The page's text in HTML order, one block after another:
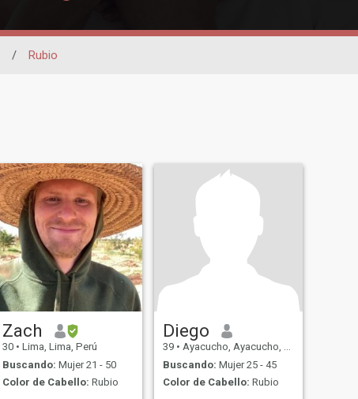
/ Rubio
Zach
30 • Lima, Lima, Perú
Buscando: Mujer 21 - 50
Color de Cabello: Rubio
Diego
39 • Ayacucho, Ayacucho, Perú
Buscando: Mujer 25 - 45
Color de Cabello: Rubio